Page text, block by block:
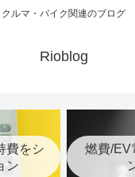
クルマ・バイク関連のブログ
Rioblog
費をシ
ン
燃費/EV